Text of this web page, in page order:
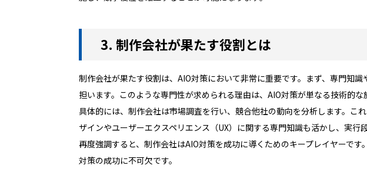
3. 制作会社が果たす役割とは
制作会社が果たす役割は、AIO対策において非常に重要です。まず、専門知
担います。このような専門性が求められる理由は、AIO対策が単なる技術的
具体的には、制作会社は市場調査を行い、競合他社の動向を分析します。こ
ザインやユーザーエクスペリエンス（UX）に関する専門知識も活かし、実行
再度強調すると、制作会社はAIO対策を成功に導くためのキープレイヤーで
対策の成功に不可欠です。